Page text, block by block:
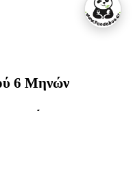
6 Μηνών
χρήσης